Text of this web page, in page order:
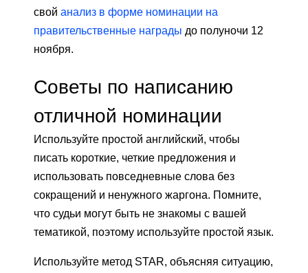
свой анализ в форме номинации на
правительственные награды до полуночи 12
ноября.
Советы по написанию
отличной номинации
Используйте простой английский, чтобы
писать короткие, четкие предложения и
использовать повседневные слова без
сокращений и ненужного жаргона. Помните,
что судьи могут быть не знакомы с вашей
тематикой, поэтому используйте простой язык.
Используйте метод STAR, объясняя ситуацию,